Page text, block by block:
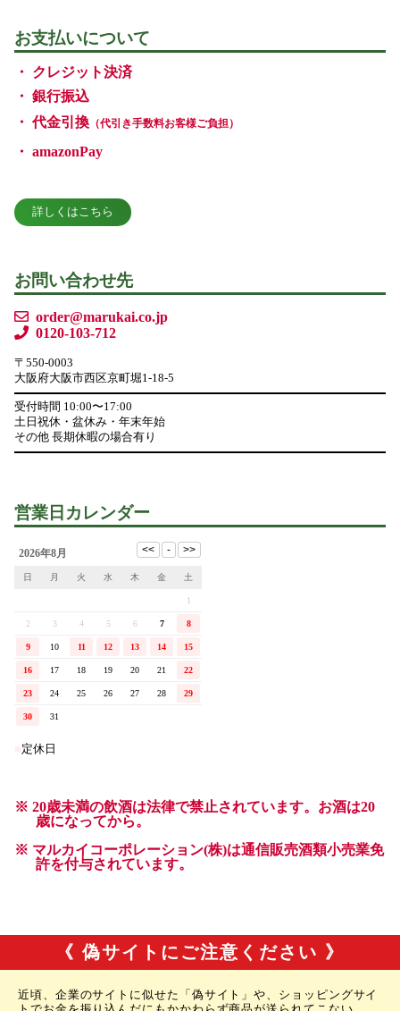
《 偽サイトにご注意ください 》
近頃、企業のサイトに似せた「偽サイト」や、ショッピングサイ